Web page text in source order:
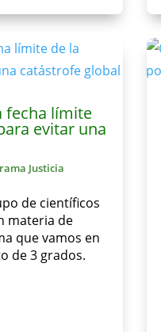
fecha límite
evitar una
Justicia
de científicos
materia de
que vamos en
de 3 grados.